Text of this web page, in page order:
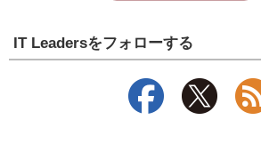
IT Leadersをフォローする